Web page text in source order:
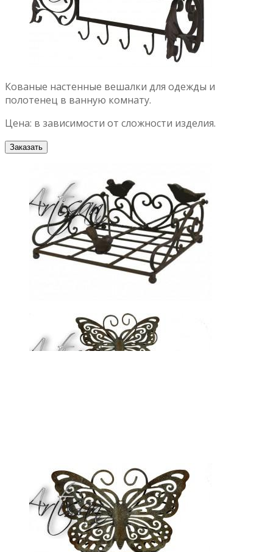
Кованые настенные вешалки для одежды и
полотенец в ванную комнату.
Цена: в зависимости от сложности изделия.
Заказать